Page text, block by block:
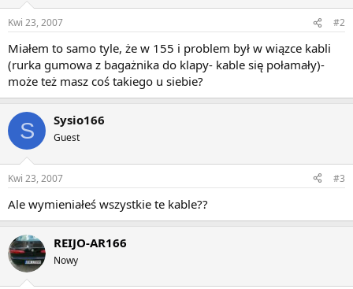
Kwi 23, 2007 #2
Miałem to samo tyle, że w 155 i problem był w wiązce kabli
(rurka gumowa z bagażnika do klapy- kable się połamały)-
może też masz coś takiego u siebie?
S Sysio166
Guest
Kwi 23, 2007 #3
Ale wymieniałeś wszystkie te kable??
REIJO-AR166
Nowy